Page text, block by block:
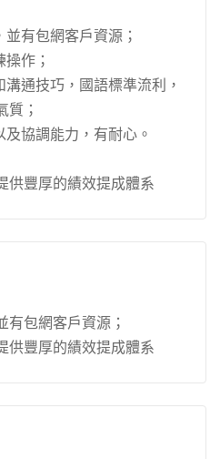
有包網客戶資源；
作；
通技巧，國語標準流利，
質；
協調能力，有耐心。
供豐厚的績效提成體系
包網客戶資源；
供豐厚的績效提成體系